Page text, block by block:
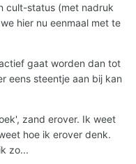
cult-status (met nadruk
hier nu eenmaal met te
gaat worden dan tot
eens steentje aan bij kan
zand erover. Ik weet
hoe ik erover denk.
zo...